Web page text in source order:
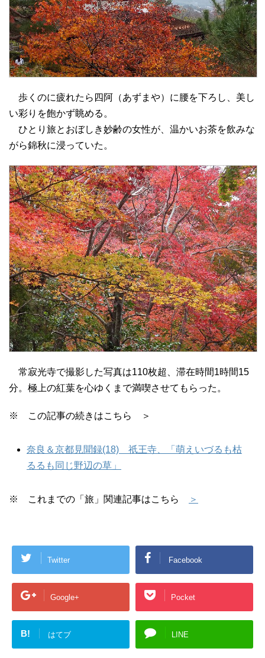
歩くのに疲れたら四阿（あずまや）に腰を下ろし、美し
い彩りを飽かず眺める。
ひとり旅とおぼしき妙齢の女性が、温かいお茶を飲みな
がら錦秋に浸っていた。
常寂光寺で撮影した写真は110枚超、滞在時間1時間15
分。極上の紅葉を心ゆくまで満喫させてもらった。
※ この記事の続きはこちら ＞
奈良＆京都見聞録(18) 祇王寺、「萌えいづるも枯
るるも同じ野辺の草」
※ これまでの「旅」関連記事はこちら ＞
Twitter Facebook
Google+ Pocket
B! はてブ LINE